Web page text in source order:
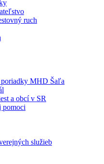
ruch
poriadky MHD Šaľa
a obcí v SR
pomoci
služieb